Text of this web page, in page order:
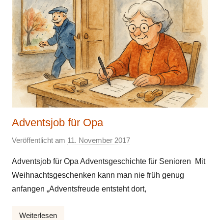
Adventsjob für Opa
Veröffentlicht am 11. November 2017
n
E
l
Adventsjob für Opa Adventsgeschichte für Senioren Mit
Weihnachtsgeschenken kann man nie früh genug
anfangen „Adventsfreude entsteht dort,
Weiterlesen